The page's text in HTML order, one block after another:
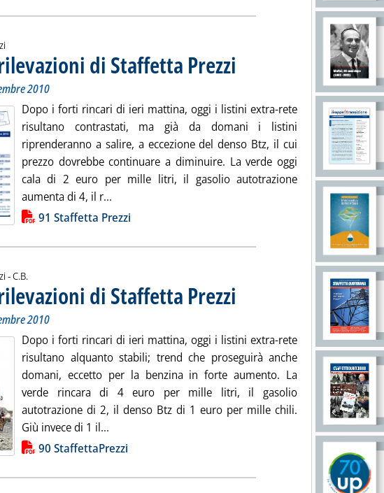
di Staffetta Prezzi . Sottotitolo: Rilevazione N. 91 del 7
. Pubblicata martedì 07 dicembre 2010 alle
2010
Dopo i forti rincari di ieri mattina, oggi i listini extra-rete
risultano contrastati, ma già da domani i listini
riprenderanno a salire, a eccezione del denso Btz, il cui
prezzo dovrebbe continuare a diminuire. La verde oggi
cala di 2 euro per mille litri, il gasolio autotrazione
aumenta di 4, il r... Leggi tutta la notizia: 'Extra-rete: le rilevazioni di
alla notizia
91 Staffetta Prezzi
-di:
C.B.
di Staffetta Prezzi . Sottotitolo: Rilevazione N. 90 del 2
. Pubblicata giovedì 02 dicembre 2010 alle
2010
Dopo i forti rincari di ieri mattina, oggi i listini extra-rete
risultano alquanto stabili; trend che proseguirà anche
domani, eccetto per la benzina in forte aumento. La
verde rincara di 4 euro per mille litri, il gasolio
autotrazione di 2, il denso Btz di 1 euro per mille chili.
Giù invece di 1 il... Leggi tutta la notizia: 'Extra-rete: le rilevazioni di
alla notizia
90 StaffettaPrezzi